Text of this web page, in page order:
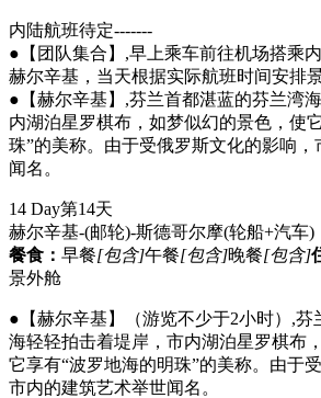
内陆航班待定-------
●【团队集合】,早上乘车前往机场搭乘
赫尔辛基，当天根据实际航班时间安排
●【赫尔辛基】,芬兰首都湛蓝的芬兰湾
内湖泊星罗棋布，如梦似幻的景色，使
珠”的美称。由于受俄罗斯文化的影响
闻名。
14 Day第14天
赫尔辛基-(邮轮)-斯德哥尔摩(轮船+汽车)
餐食： 早餐[包含]午餐[包含]晚餐[包含]
景外舱
●【赫尔辛基】（游览不少于2小时）,芬
海轻轻拍击着堤岸，市内湖泊星罗棋布
它享有“波罗地海的明珠”的美称。由于
市内的建筑艺术举世闻名。